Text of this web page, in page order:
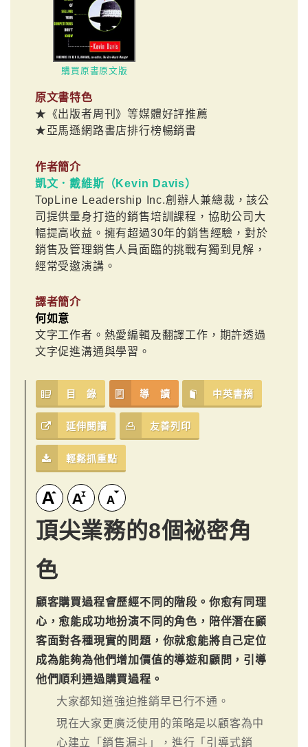
購買原書原文版
原文書特色
★《出版者周刊》等媒體好評推薦
★亞馬遜網路書店排行榜暢銷書
作者簡介
凱文．戴維斯（Kevin Davis）
TopLine Leadership Inc.創辦人兼總裁，該公
司提供量身打造的銷售培訓課程，協助公司大
幅提高收益。擁有超過30年的銷售經驗，對於
銷售及管理銷售人員面臨的挑戰有獨到見解，
經常受邀演講。
譯者簡介
何如意
文字工作者。熱愛編輯及翻譯工作，期許透過
文字促進溝通與學習。
目 錄 導 讀 中英書摘
延伸閱讀 友善列印
輕鬆抓重點
頂尖業務的8個祕密角
色
顧客購買過程會歷經不同的階段。你愈有同理
心，愈能成功地扮演不同的角色，陪伴潛在顧
客面對各種現實的問題，你就愈能將自己定位
成為能夠為他們增加價值的導遊和顧問，引導
他們順利通過購買過程。
大家都知道強迫推銷早已行不通。
現在大家更廣泛使用的策略是以顧客為中
心建立「銷售漏斗」，進行「引導式銷